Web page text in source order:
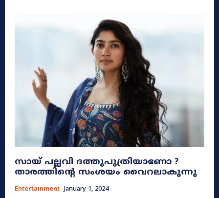
സായ് പല്ലവി ദത്തുപുത്രിയാണോ ?
താരത്തിന്റെ സംശയം വൈറലാകുന്നു
Entertainment January 1, 2024